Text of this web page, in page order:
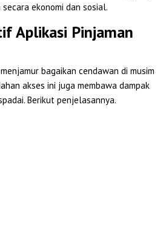
ekonomi dan sosial.
Aplikasi Pinjaman
bagaikan cendawan di musim
akses ini juga membawa dampak
Berikut penjelasannya.